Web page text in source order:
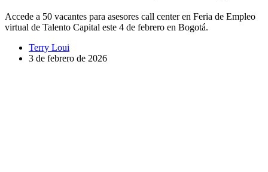
Accede a 50 vacantes para asesores call center en Feria de Empleo
virtual de Talento Capital este 4 de febrero en Bogotá.
Terry Loui
3 de febrero de 2026